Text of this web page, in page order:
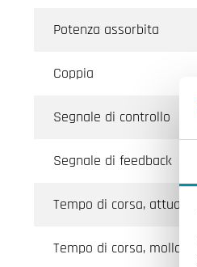
Potenza assorbita
Coppia
Segnale di controllo
Segnale di feedback
Tempo di corsa, attuatore
Tempo di corsa, molla